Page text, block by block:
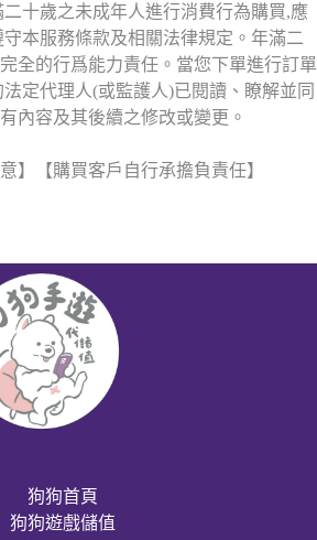
十歲之未成年人進行消費行為購買,應
本服務條款及相關法律規定。年滿二
全的行爲能力責任。當您下單進行訂單
定代理人(或監護人)已閱讀、瞭解並同
內容及其後續之修改或變更。
】【購買客戶自行承擔負責任】
狗狗首頁
狗狗遊戲儲值